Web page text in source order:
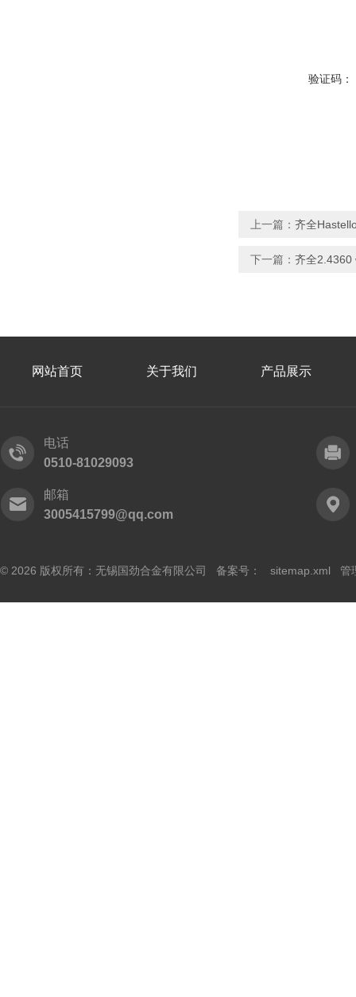
验证码：
上一篇： 齐全
下一篇： 齐全2.4360
网站首页 关于我们 产品展示
电话
0510-81029093
邮箱
3005415799@qq.com
© 2026 版权所有：无锡国劲合金有限公司 备案号： sitemap.xml 管